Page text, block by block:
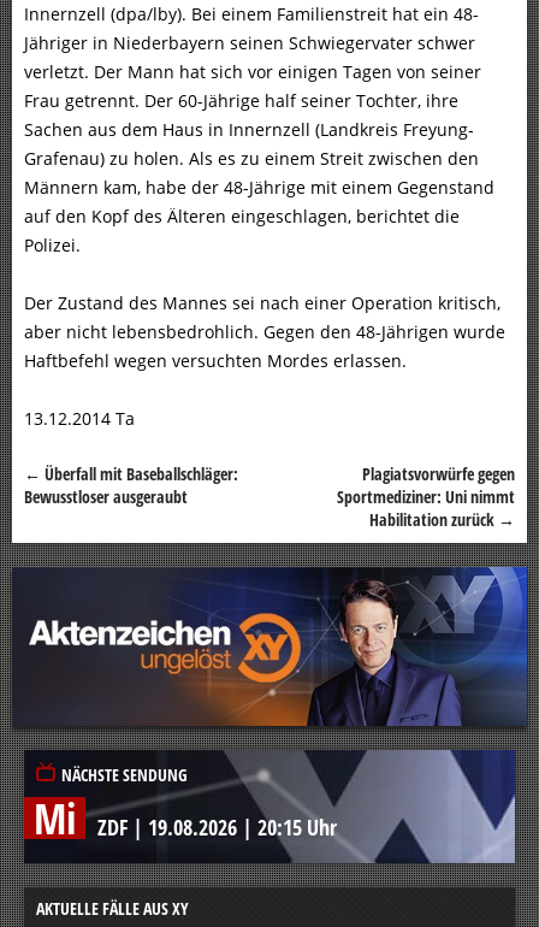
Innernzell (dpa/lby). Bei einem Familienstreit hat ein 48-
Jähriger in Niederbayern seinen Schwiegervater schwer
verletzt. Der Mann hat sich vor einigen Tagen von seiner
Frau getrennt. Der 60-Jährige half seiner Tochter, ihre
Sachen aus dem Haus in Innernzell (Landkreis Freyung-
Grafenau) zu holen. Als es zu einem Streit zwischen den
Männern kam, habe der 48-Jährige mit einem Gegenstand
auf den Kopf des Älteren eingeschlagen, berichtet die
Polizei.
Der Zustand des Mannes sei nach einer Operation kritisch,
aber nicht lebensbedrohlich. Gegen den 48-Jährigen wurde
Haftbefehl wegen versuchten Mordes erlassen.
13.12.2014 Ta
Beitragsnavigation
← Überfall mit Baseballschläger:
Bewusstloser ausgeraubt
Plagiatsvorwürfe gegen
Sportmediziner: Uni nimmt
Habilitation zurück →
NÄCHSTE SENDUNG
Mi ZDF | 19.08.2026 | 20:15 Uhr
AKTUELLE FÄLLE AUS XY